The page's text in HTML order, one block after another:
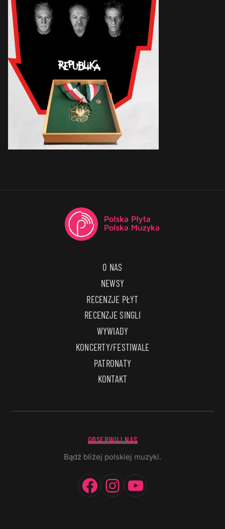
O NAS
NEWSY
RECENZJE PŁYT
RECENZJE SINGLI
WYWIADY
KONCERTY/FESTIWALE
PATRONATY
KONTAKT
OBSERWUJ NAS
Bądź bliżej polskiej muzyki.
Facebook
Instagram